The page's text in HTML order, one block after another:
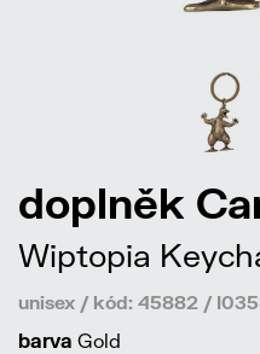
doplněk
Wiptopia
unisex / kód: 45882 /
barva Gold